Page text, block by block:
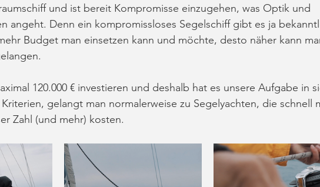
und ist bereit Kompromisse einzugehen, was Optik und
angeht. Denn ein kompromissloses Segelschiff gibt es ja
Budget man einsetzen kann und möchte, desto näher kann
120.000 € investieren und deshalb hat es unsere Aufgabe in
gelangt man normalerweise zu Segelyachten, die schnell
Zahl (und mehr) kosten.